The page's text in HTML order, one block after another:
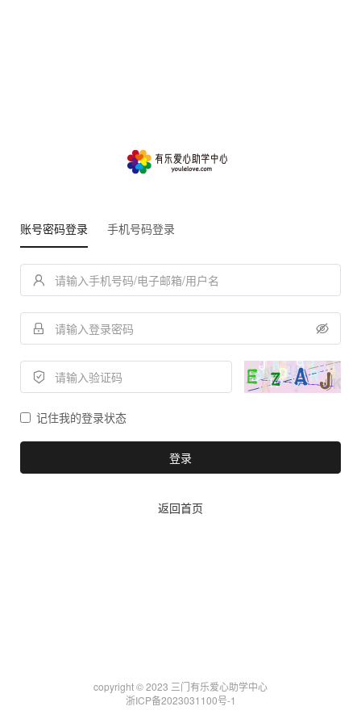
账号密码登录 手机号码登录
记住我的登录状态
登录
返回首页
copyright © 2023 三门有乐爱心助学中心
浙ICP备2023031100号-1